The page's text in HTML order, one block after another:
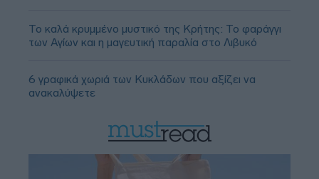
Το καλά κρυμμένο μυστικό της Κρήτης: Το φαράγγι
των Αγίων και η μαγευτική παραλία στο Λιβυκό
6 γραφικά χωριά των Κυκλάδων που αξίζει να
ανακαλύψετε